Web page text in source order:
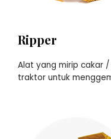
Ripper
Alat yang mirip cakar
traktor untuk